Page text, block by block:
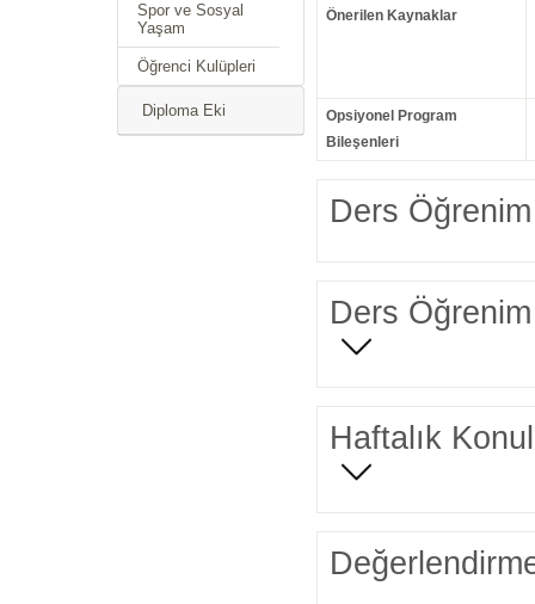
Spor ve Sosyal
Yaşam
Öğrenci Kulüpleri
Diploma Eki
Önerilen Kaynaklar
Opsiyonel Program
Bileşenleri
Ders Öğrenim
Ders Öğrenim
Haftalık